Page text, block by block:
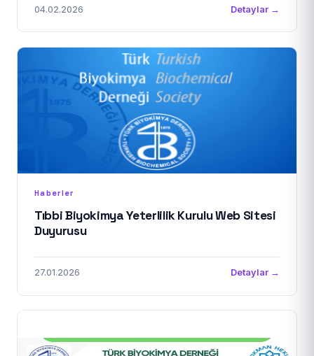
04.02.2026 Detaylar →
Haberler
Tıbbi Biyokimya Yeterlilik Kurulu Web Sitesi
Duyurusu
27.01.2026 Detaylar →